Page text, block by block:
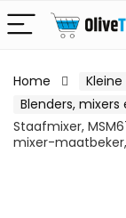
Home
Blenders,
Staafmixer,
mixer-